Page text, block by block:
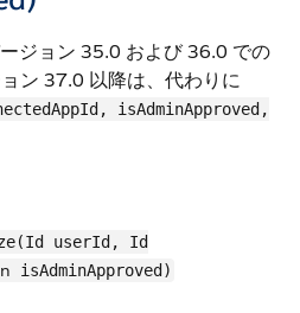
ジョン 35.0 および 36.0 での
ン 37.0 以降は、代わりに
isAdminApproved,
userId, Id
isAdminApproved)